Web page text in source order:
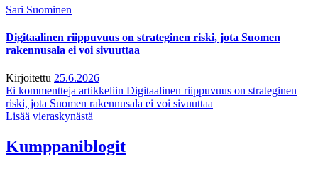
Sari Suominen
Digitaalinen riippuvuus on strateginen riski, jota Suomen
rakennusala ei voi sivuuttaa
Kirjoitettu 25.6.2026
Ei kommentteja artikkeliin Digitaalinen riippuvuus on strateginen
riski, jota Suomen rakennusala ei voi sivuuttaa
Lisää vieraskynästä
Kumppaniblogit